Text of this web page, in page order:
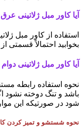
آیا کاور مبل ژلاتینی
استفاده از کاور مبل
بخوابید احتمالاً
آیا کاور مبل ژلاتینی
نحوه استفاده رابطه
باشد و تنگ دوخته
شود در صورتیکه این
نحوه شستشو و تمیز کردن